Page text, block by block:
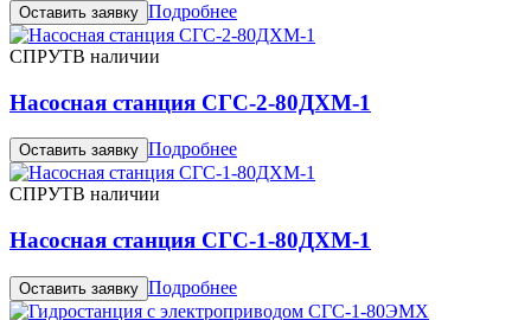
Оставить заявку Подробнее
СПРУТВ наличии
Насосная станция СГС-2-80ДХМ-1
Оставить заявку Подробнее
СПРУТВ наличии
Насосная станция СГС-1-80ДХМ-1
Оставить заявку Подробнее